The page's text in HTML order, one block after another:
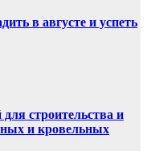
в августе и успеть
строительства и
и кровельных